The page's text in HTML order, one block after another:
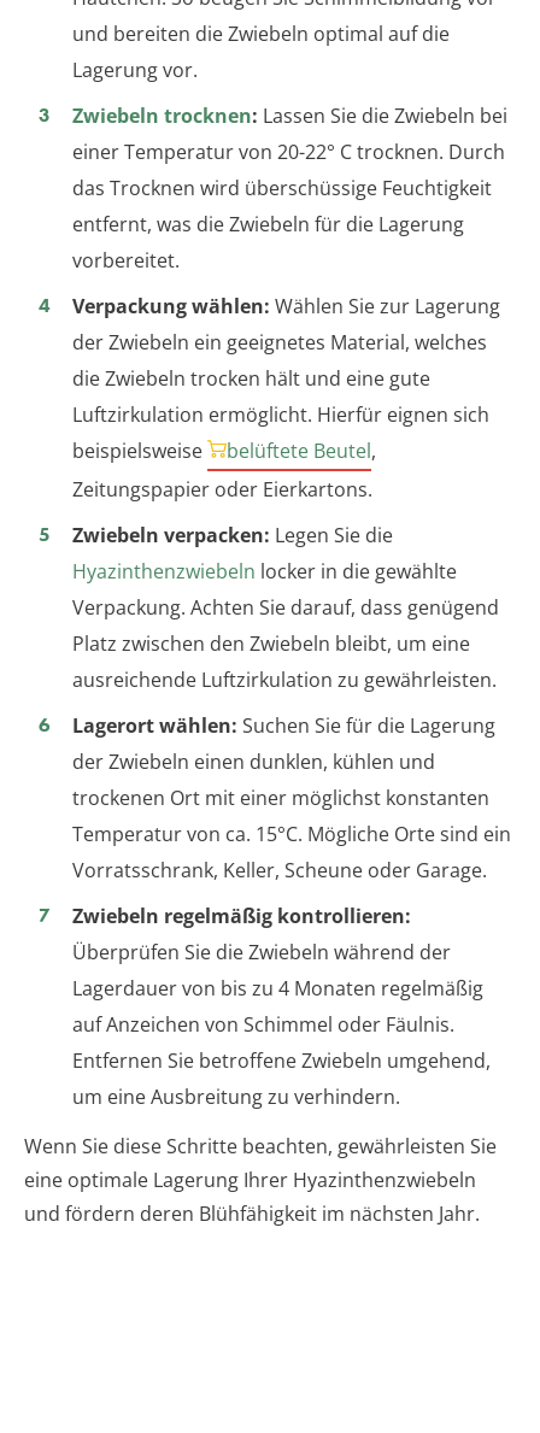
und bereiten die Zwiebeln optimal auf die
Lagerung vor.
Zwiebeln trocknen: Lassen Sie die Zwiebeln bei
einer Temperatur von 20-22° C trocknen. Durch
das Trocknen wird überschüssige Feuchtigkeit
entfernt, was die Zwiebeln für die Lagerung
vorbereitet.
Verpackung wählen: Wählen Sie zur Lagerung
der Zwiebeln ein geeignetes Material, welches
die Zwiebeln trocken hält und eine gute
Luftzirkulation ermöglicht. Hierfür eignen sich
beispielsweise
belüftete Beutel,
Zeitungspapier oder Eierkartons.
Zwiebeln verpacken: Legen Sie die
Hyazinthenzwiebeln locker in die gewählte
Verpackung. Achten Sie darauf, dass genügend
Platz zwischen den Zwiebeln bleibt, um eine
ausreichende Luftzirkulation zu gewährleisten.
Lagerort wählen: Suchen Sie für die Lagerung
der Zwiebeln einen dunklen, kühlen und
trockenen Ort mit einer möglichst konstanten
Temperatur von ca. 15°C. Mögliche Orte sind ein
Vorratsschrank, Keller, Scheune oder Garage.
Zwiebeln regelmäßig kontrollieren:
Überprüfen Sie die Zwiebeln während der
Lagerdauer von bis zu 4 Monaten regelmäßig
auf Anzeichen von Schimmel oder Fäulnis.
Entfernen Sie betroffene Zwiebeln umgehend,
um eine Ausbreitung zu verhindern.
Wenn Sie diese Schritte beachten, gewährleisten Sie
eine optimale Lagerung Ihrer Hyazinthenzwiebeln
und fördern deren Blühfähigkeit im nächsten Jahr.